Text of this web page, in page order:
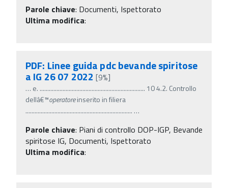
Parole chiave: Documenti, Ispettorato
Ultima modifica:
PDF: Linee guida pdc bevande spiritose
a IG 26 07 2022 [9%]
… e. ..................................................................... 10 4.2. Controllo
dellâ€™operatoreinserito in filiera
...................................................................... …
Parole chiave: Piani di controllo DOP-IGP, Bevande
spiritose IG, Documenti, Ispettorato
Ultima modifica: